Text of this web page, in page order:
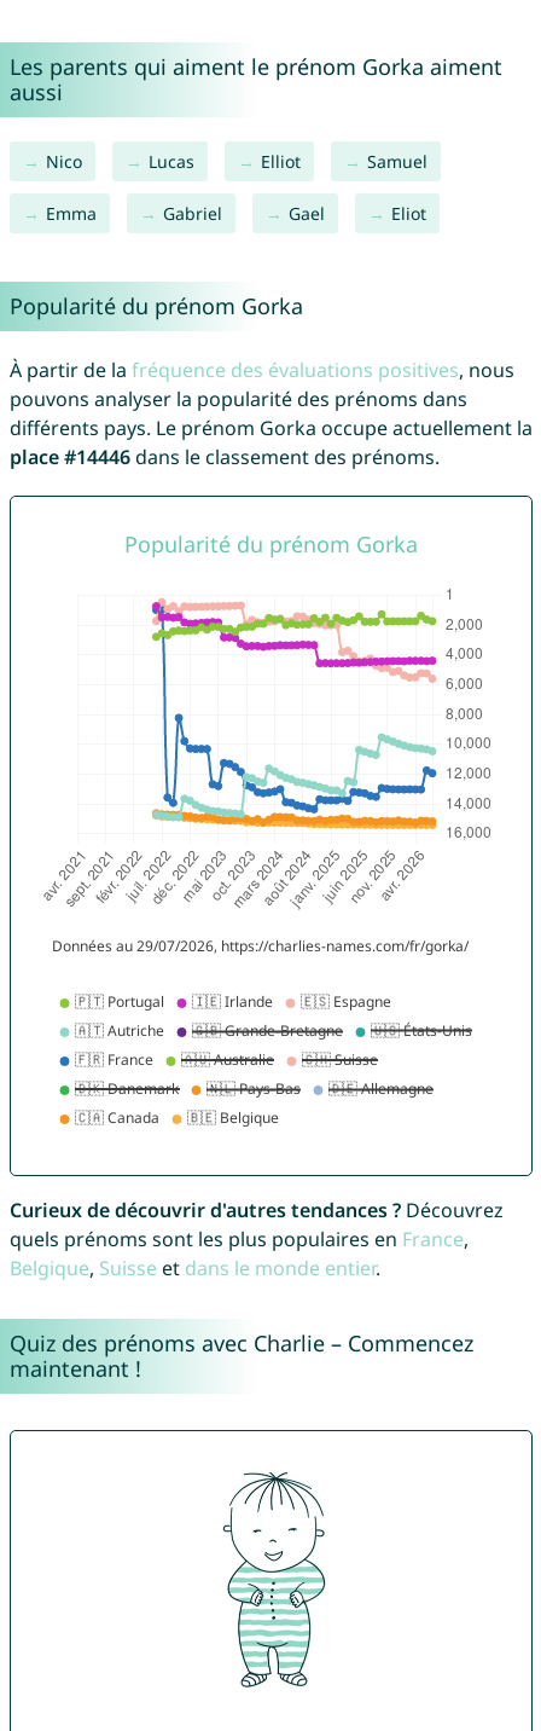
Les parents qui aiment le prénom Gorka aiment
aussi
Nico Lucas Elliot Samuel
Emma Gabriel Gael Eliot
Popularité du prénom Gorka
À partir de la fréquence des évaluations positives, nous
pouvons analyser la popularité des prénoms dans
différents pays. Le prénom Gorka occupe actuellement la
place #14446dans le classement des prénoms.
Curieux de découvrir d'autres tendances ?Découvrez
quels prénoms sont les plus populaires en France,
Belgique, Suisse et dans le monde entier.
Quiz des prénoms avec Charlie – Commencez
maintenant !